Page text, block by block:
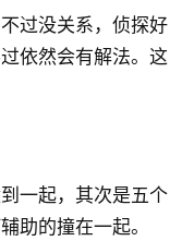
过没关系，侦探好
依然会有解法。这
一起，其次是五个
助的撞在一起。